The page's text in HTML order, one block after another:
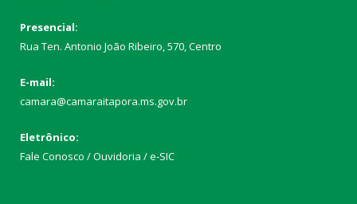
Presencial:
Rua Ten. Antonio João Ribeiro, 570, Centro
E-mail:
camara@camaraitapora.ms.gov.br
Eletrônico:
Fale Conosco / Ouvidoria / e-SIC